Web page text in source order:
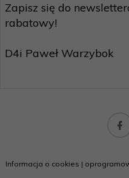
Zapisz się do
rabatowy!
D4i Paweł Warzybok
Informacja o cookies |